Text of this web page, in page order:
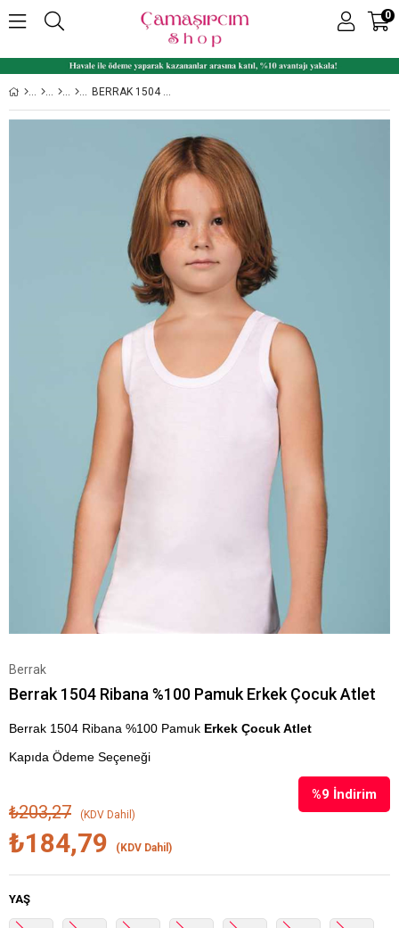
0
BERRAK 1504 RIBANA %100 PAMUK ERKEK ÇOCUK ATLET
Berrak
Berrak 1504 Ribana %100 Pamuk Erkek Çocuk Atlet
Berrak 1504 Ribana %100 Pamuk Erkek Çocuk Atlet
Kapıda Ödeme Seçeneği
%9 İndirim
₺203,27 (KDV Dahil)
₺184,79 (KDV Dahil)
YAŞ